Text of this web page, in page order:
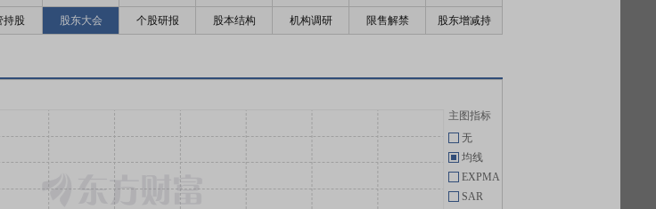
持股 股东大会 个股研报 股本结构 机构调研 限售解禁 股东增减持
主图指标
无
均线
EXPMA
SAR